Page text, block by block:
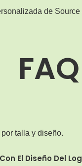
FAQ
talla y diseño.
El Diseño Del